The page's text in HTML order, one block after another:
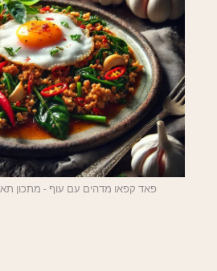
פאד קפאו מדהים עם עוף - מתכון